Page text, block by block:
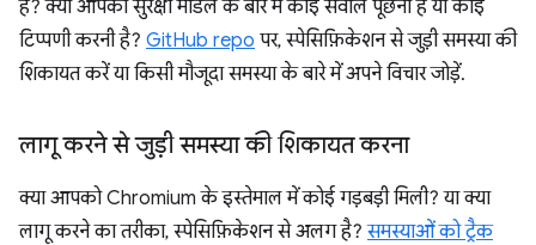
है? क्या आपको सुरक्षा मॉडल के बारे में कोई सवाल पूछना है या कोई
टिप्पणी करनी है? GitHub repo पर, स्पेसिफ़िकेशन से जुड़ी समस्या की
शिकायत करें या किसी मौजूदा समस्या के बारे में अपने विचार जोड़ें.
लागू करने से जुड़ी समस्या की शिकायत करना
क्या आपको Chromium के इस्तेमाल में कोई गड़बड़ी मिली? या क्या
लागू करने का तरीका, स्पेसिफ़िकेशन से अलग है?समस्याओं को ट्रैक